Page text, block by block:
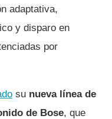
adaptativa,
y disparo en
por
su nueva línea de
de Bose, que